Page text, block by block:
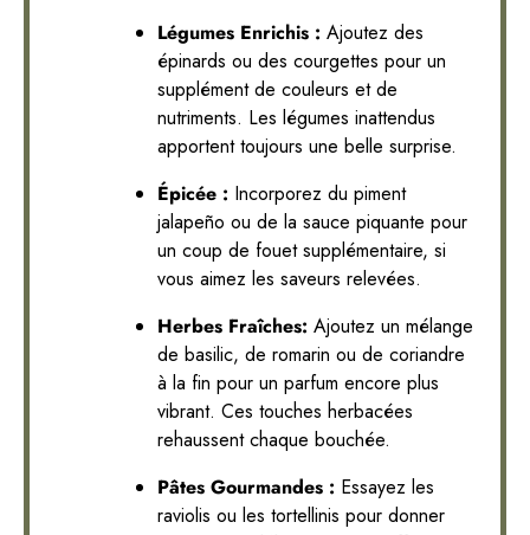
Légumes Enrichis : Ajoutez des
épinards ou des courgettes pour un
supplément de couleurs et de
nutriments. Les légumes inattendus
apportent toujours une belle surprise.
Épicée : Incorporez du piment
jalapeño ou de la sauce piquante pour
un coup de fouet supplémentaire, si
vous aimez les saveurs relevées.
Herbes Fraîches: Ajoutez un mélange
de basilic, de romarin ou de coriandre
à la fin pour un parfum encore plus
vibrant. Ces touches herbacées
rehaussent chaque bouchée.
Pâtes Gourmandes : Essayez les
raviolis ou les tortellinis pour donner